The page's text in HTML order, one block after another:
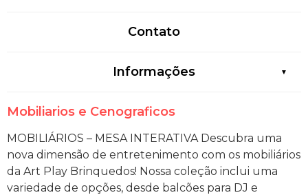
Contato
Informações
Mobiliarios e Cenograficos
MOBILIÁRIOS – MESA INTERATIVA Descubra uma
nova dimensão de entretenimento com os mobiliários
da Art Play Brinquedos! Nossa coleção inclui uma
variedade de opções, desde balcões para DJ e